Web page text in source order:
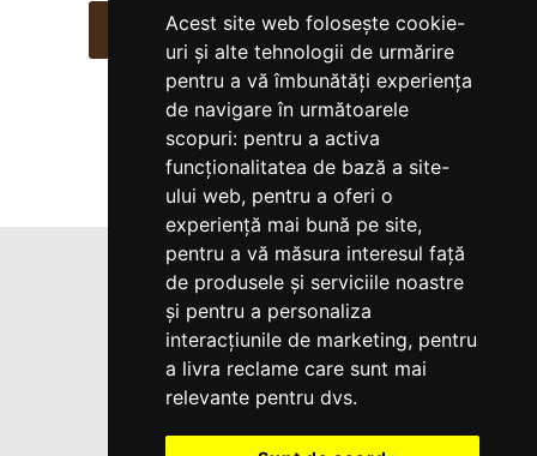
Acest site web folosește cookie-
uri și alte tehnologii de urmărire
pentru a vă îmbunătăți experiența
de navigare în următoarele
scopuri: pentru a activa
funcționalitatea de bază a site-
ului web, pentru a oferi o
experiență mai bună pe site,
pentru a vă măsura interesul față
de produsele și serviciile noastre
și pentru a personaliza
interacțiunile de marketing, pentru
a livra reclame care sunt mai
relevante pentru dvs.
CAUTĂ
Copyright Humandesignro.ro 2017-
2024. Toate drepturile rezervate
Termeni si conditii
|Creare site web